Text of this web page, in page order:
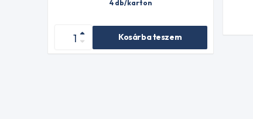
4 db/karton
Kosárba teszem